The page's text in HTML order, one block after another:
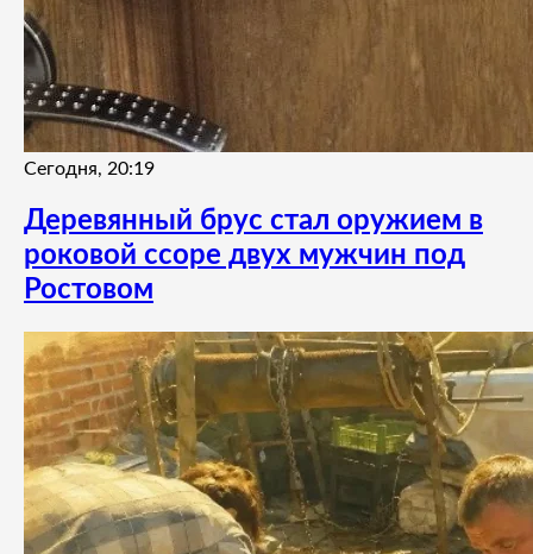
Сегодня, 20:19
Деревянный брус стал оружием в
роковой ссоре двух мужчин под
Ростовом